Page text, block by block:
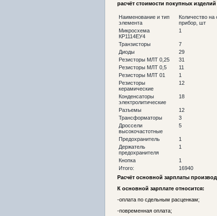
расчёт стоимости покупных
Наименование и тип
элемента
Количество на
прибор, шт
Микросхема
КР1114ЕУ4
1
Транзисторы
7
Диоды
29
Резисторы МЛТ 0,25
31
Резисторы МЛТ 0,5
11
Резисторы МЛТ 01
1
Резисторы
керамические
12
Конденсаторы
электролитические
18
Разъемы
12
Трансформаторы
3
Дроссели
высокочастотные
5
Предохранитель
1
Держатель
предохранителя
1
Кнопка
1
Итого:
16940
Расчёт основной зарплаты
К основной зарплате относится:
-оплата по сдельным расценкам;
-повременная оплата;